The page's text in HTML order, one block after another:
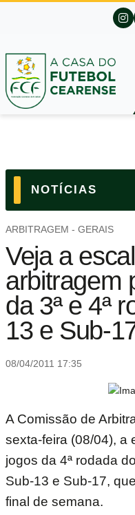
NOTÍCIAS
ARBITRAGEM - GERAIS
Veja a
arbitragem
da 3ª e 4ª
13 e Sub-
08/04/2011 17:35
A Comissão de
sexta-feira (08/04), a
jogos da 4ª rodada
Sub-13 e Sub-17,
final de semana.